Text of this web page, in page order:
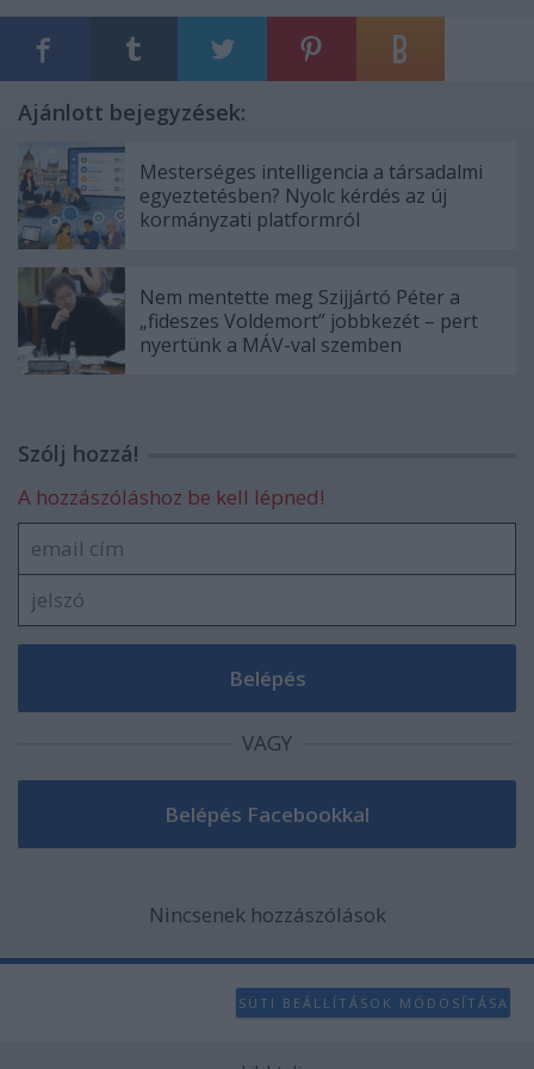
Ajánlott bejegyzések:
Mesterséges intelligencia a társadalmi
egyeztetésben? Nyolc kérdés az új
kormányzati platformról
Nem mentette meg Szijjártó Péter a
„fideszes Voldemort” jobbkezét – pert
nyertünk a MÁV-val szemben
Szólj hozzá!
A hozzászóláshoz be kell lépned!
VAGY
Nincsenek hozzászólások
SÜTI BEÁLLÍTÁSOK MÓDOSÍTÁSA